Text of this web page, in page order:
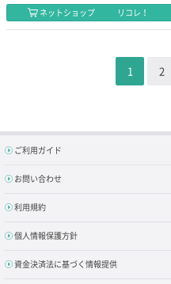
ネットショップ
リコレ！
1 2
ご利用ガイド
お問い合わせ
利用規約
個人情報保護方針
資金決済法に基づく情報提供